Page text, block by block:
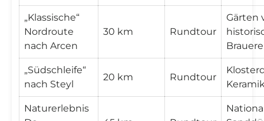
„Klassische“
Nordroute
nach Arcen
30 km Rundtour
Gärten
„Südschleife“
nach Steyl
20 km Rundtour
Naturerlebnis